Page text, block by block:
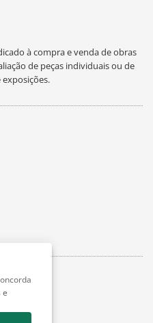
à compra e venda de obras
de peças individuais ou de
e